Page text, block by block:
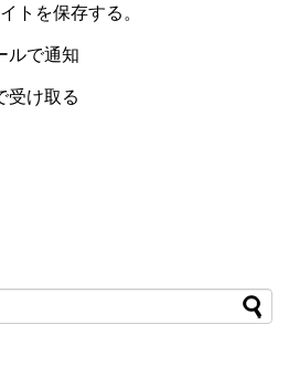
トを保存する。
ルで通知
受け取る